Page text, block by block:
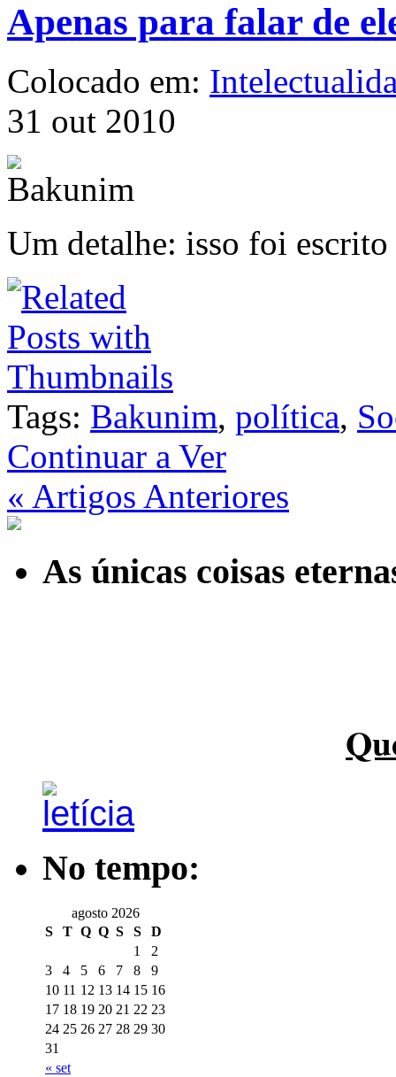
Apenas para falar de
Colocado em:
31 out 2010
Um detalhe: isso foi
Tags: Bakunim, política,
Continuar a Ver
« Artigos Anteriores
As únicas coisas
No tempo:
agosto 2026
S
T Q Q S S D
« set
1
2
3
4 5 6 7 8
9
10 11 12 13 14 15 16
17 18 19 20 21 22 23
24 25 26 27 28 29 30
31